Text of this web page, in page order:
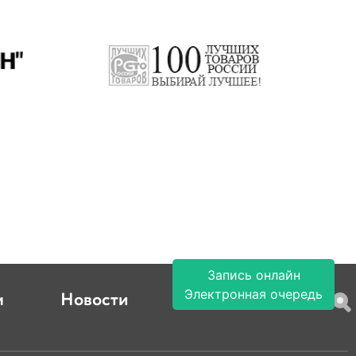
Запись онлайн
Электронная очередь
Новости Контакты